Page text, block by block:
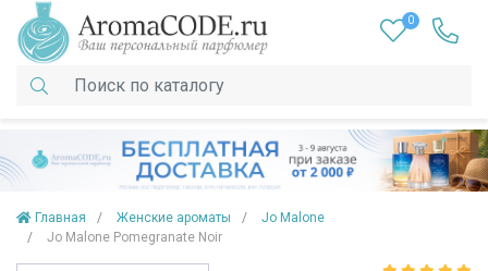
0
Главная Женские ароматы
Jo Malone
Jo Malone Pomegranate Noir